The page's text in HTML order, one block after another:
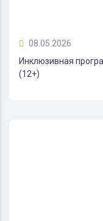
08.05.2026
Инклюзивная
(12+)